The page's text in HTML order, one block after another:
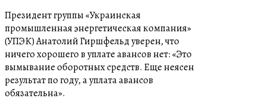
Президент группы «Украинская
промышленная энергетическая компания»
(УПЭК) Анатолий Гиршфельд уверен, что
ничего хорошего в уплате авансов нет: «Это
вымывание оборотных средств. Еще неясен
результат по году, а уплата авансов
обязательна».